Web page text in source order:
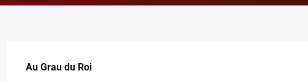
Au Grau du Roi